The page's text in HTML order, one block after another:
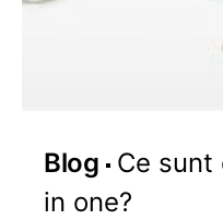
Blog
Ce sunt
in one?